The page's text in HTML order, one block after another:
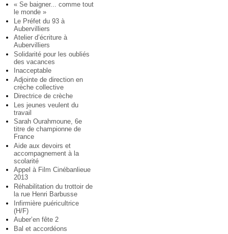
« Se baigner... comme tout
le monde »
Le Préfet du 93 à
Aubervilliers
Atelier d’écriture à
Aubervilliers
Solidarité pour les oubliés
des vacances
Inacceptable
Adjointe de direction en
crèche collective
Directrice de crèche
Les jeunes veulent du
travail
Sarah Ourahmoune, 6e
titre de championne de
France
Aide aux devoirs et
accompagnement à la
scolarité
Appel à Film Cinébanlieue
2013
Réhabilitation du trottoir de
la rue Henri Barbusse
Infirmière puéricultrice
(H/F)
Auber’en fête 2
Bal et accordéons